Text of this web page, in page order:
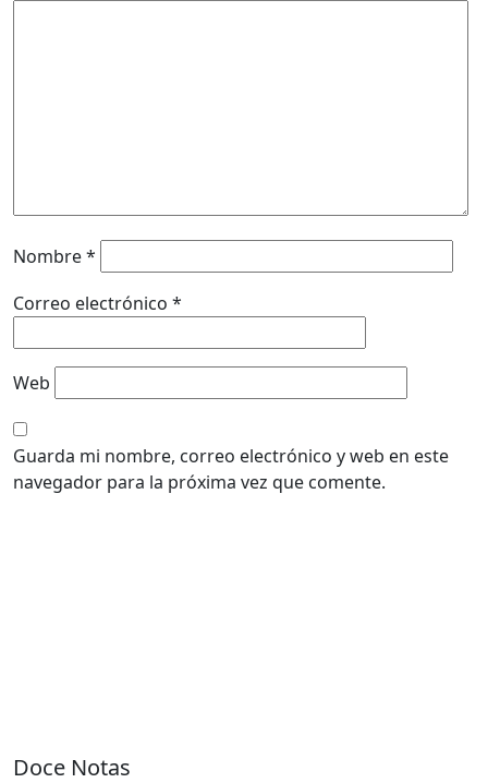
Nombre*
Correo electrónico *
Web
Guarda mi nombre, correo electrónico y web en este
navegador para la próxima vez que comente.
Doce Notas